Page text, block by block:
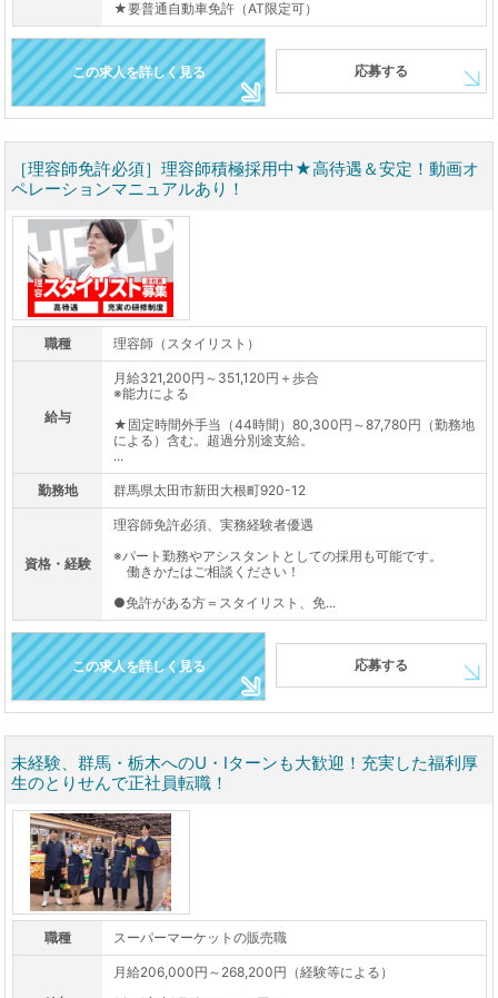
★要普通自動車免許（AT限定可）
この求人を詳しく見る 応募する
［理容師免許必須］理容師積極採用中★高待遇＆安定！動画オ
ペレーションマニュアルあり！
職種 理容師（スタイリスト）
給与
月給321,200円～351,120円＋歩合
※能力による
★固定時間外手当（44時間）80,300円～87,780円（勤務地
による）含む。超過分別途支給。
...
勤務地 群馬県太田市新田大根町920-12
資格・経験
理容師免許必須、実務経験者優遇
※パート勤務やアシスタントとしての採用も可能です。
働きかたはご相談ください！
●免許がある方＝スタイリスト、免...
この求人を詳しく見る 応募する
未経験、群馬・栃木へのU・Iターンも大歓迎！充実した福利厚
生のとりせんで正社員転職！
職種 スーパーマーケットの販売職
月給206,000円～268,200円（経験等による）